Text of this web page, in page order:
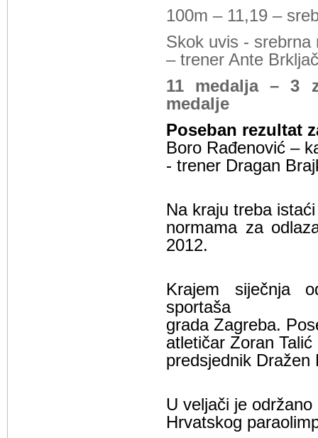
100m – 11,19 –
Skok uvis - srebrna
– trener Ante
11 medalja – 3
medalje
Poseban rezultat
Boro Rađenović –
- trener Dragan
Na kraju treba
normama za
2012.
Krajem siječnja
sportaša
grada Zagreba.
atletičar Zoran
predsjednik Dražen
U veljači je
Hrvatskog